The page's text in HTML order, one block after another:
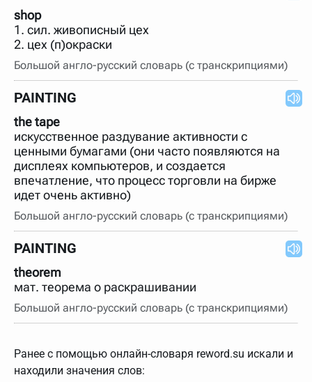
shop
1. сил. живописный цех
2. цех (п)окраски
Большой англо-русский словарь (с транскрипциями)
PAINTING
the tape
искусственное раздувание активности с
ценными бумагами (они часто появляются на
дисплеях компьютеров, и создается
впечатление, что процесс торговли на бирже
идет очень активно)
Большой англо-русский словарь (с транскрипциями)
PAINTING
theorem
мат. теорема о раскрашивании
Большой англо-русский словарь (с транскрипциями)
Ранее с помощью онлайн-словаря reword.su искали и
находили значения слов: